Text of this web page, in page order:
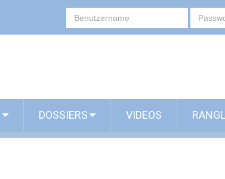
DOSSIERS VIDEOS